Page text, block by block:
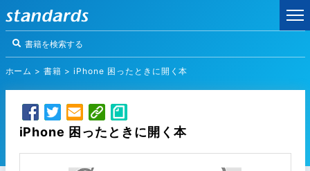
ホーム >書籍 >iPhone 困ったときに開く本
iPhone 困ったときに開く本